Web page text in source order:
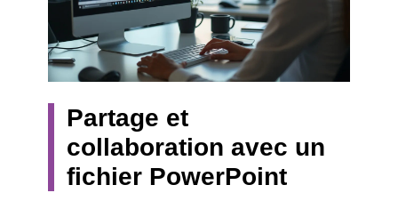
Partage et
collaboration avec un
fichier PowerPoint